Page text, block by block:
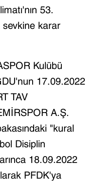
53.
sevkine karar
Kulübü
17.09.2022
TAV
A.Ş.
"kural
Disiplin
18.09.2022
PFDK'ya